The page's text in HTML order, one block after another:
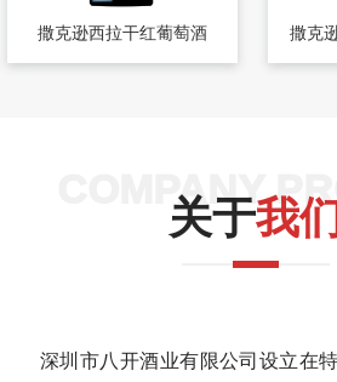
撒克逊西拉干红葡萄酒 撒克
COMPANY
关于我
深圳市八开酒业有限公司设立在